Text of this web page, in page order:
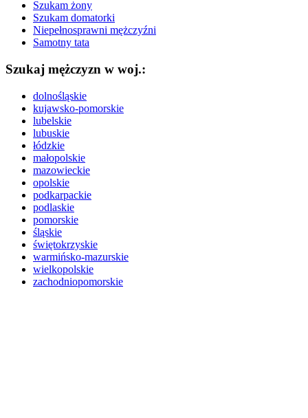
Szukam żony
Szukam domatorki
Niepełnosprawni mężczyźni
Samotny tata
Szukaj mężczyzn w woj.:
dolnośląskie
kujawsko-pomorskie
lubelskie
lubuskie
łódzkie
małopolskie
mazowieckie
opolskie
podkarpackie
podlaskie
pomorskie
śląskie
świętokrzyskie
warmińsko-mazurskie
wielkopolskie
zachodniopomorskie